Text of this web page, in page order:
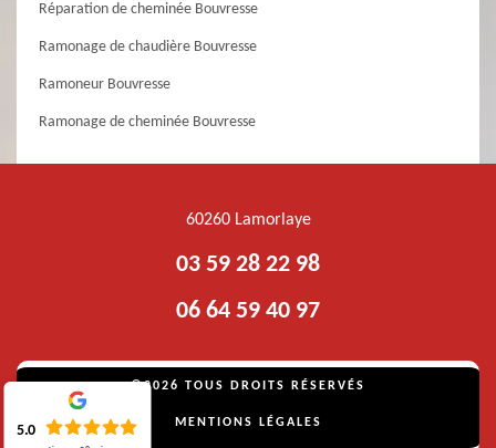
Réparation de cheminée Bouvresse
Ramonage de chaudière Bouvresse
Ramoneur Bouvresse
Ramonage de cheminée Bouvresse
60260 Lamorlaye
03 59 28 22 98
06 64 59 40 97
©2026 TOUS DROITS RÉSERVÉS
MENTIONS LÉGALES
5.0